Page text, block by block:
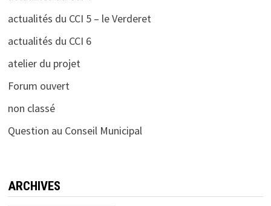
actualités du CCI 5 – le Verderet
actualités du CCI 6
atelier du projet
Forum ouvert
non classé
Question au Conseil Municipal
ARCHIVES